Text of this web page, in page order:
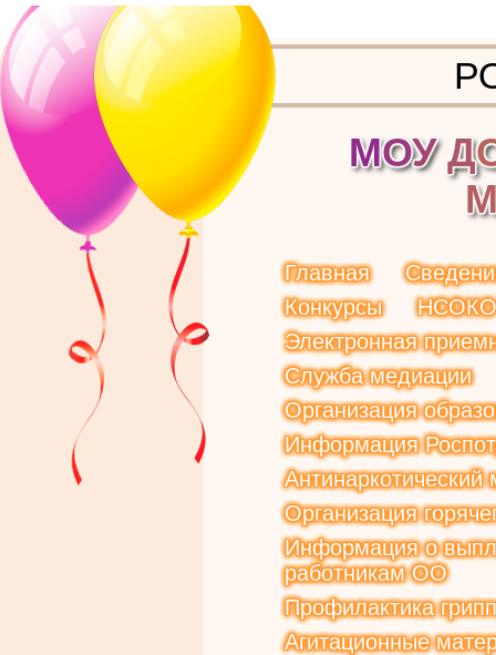
МОУ Д
Главная
Конкурсы
НСОКО
Электронная
Служба медиации
Организация
Информация
Антинаркотический
Организация
Информация о
работникам ОО
Профилактика
Агитационные